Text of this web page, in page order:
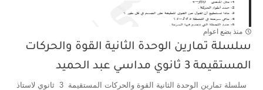
منذ بضع اعوام
سلسلة تمارين الوحدة الثانية القوة والحركات
المستقيمة 3 ثانوي مداسي عبد الحميد
سلسلة تمارين الوحدة الثانية القوة والحركات المستقيمة 3 ثانوي لاستاذ